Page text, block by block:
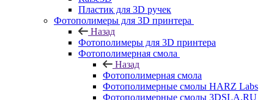
Пластик для 3D ручек
Фотополимеры для 3D принтера
Назад
Фотополимеры для 3D принтера
Фотополимерная смола
Назад
Фотополимерная смола
Фотополимерные смолы HARZ Labs
Фотополимерные смолы 3DSLA.RU